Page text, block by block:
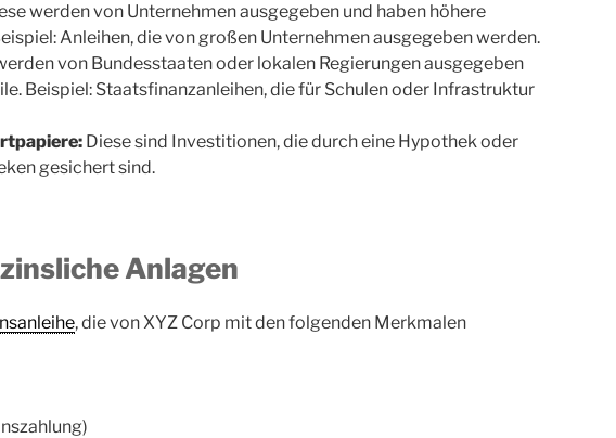
werden von Unternehmen ausgegeben und haben höhere
Anleihen, die von großen Unternehmen ausgegeben werden.
von Bundesstaaten oder lokalen Regierungen ausgegeben
Beispiel: Staatsfinanzanleihen, die für Schulen oder Infrastruktur
Diese sind Investitionen, die durch eine Hypothek oder
gesichert sind.
Anlagen
, die von XYZ Corp mit den folgenden Merkmalen